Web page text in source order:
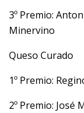
3º Premio:
Minervino
Queso Curado
1º Premio:
2º Premio: José